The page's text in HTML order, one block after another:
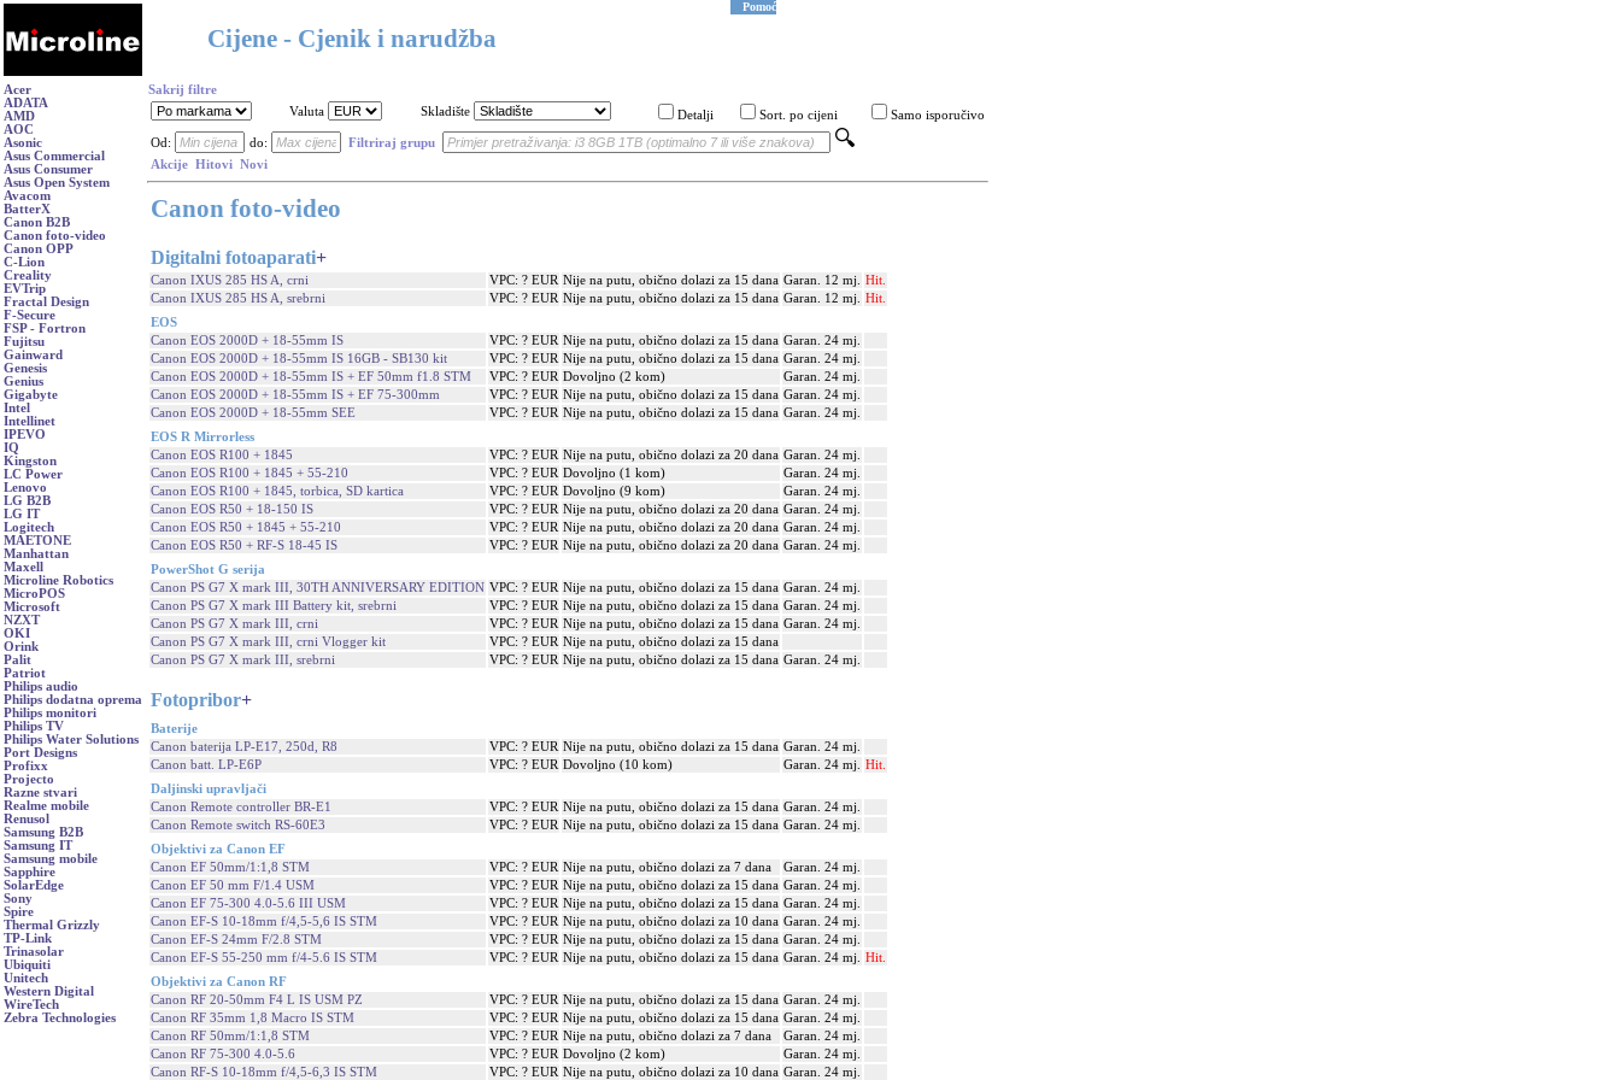
Cijene - Cjenik i narudžba
Pomoć
Acer
ADATA
AMD
AOC
Asonic
Asus Commercial
Asus Consumer
Asus Open System
Avacom
BatterX
Canon B2B
Canon foto-video
Canon OPP
C-Lion
Creality
EVTrip
Fractal Design
F-Secure
FSP - Fortron
Fujitsu
Gainward
Genesis
Genius
Gigabyte
Intel
Intellinet
IPEVO
IQ
Kingston
LC Power
Lenovo
LG B2B
LG IT
Logitech
MAETONE
Manhattan
Maxell
Microline Robotics
MicroPOS
Microsoft
NZXT
OKI
Orink
Palit
Patriot
Philips audio
Philips dodatna oprema
Philips monitori
Philips TV
Philips Water Solutions
Port Designs
Profixx
Projecto
Razne stvari
Realme mobile
Renusol
Samsung B2B
Samsung IT
Samsung mobile
Sapphire
SolarEdge
Sony
Spire
Thermal Grizzly
TP-Link
Trinasolar
Ubiquiti
Unitech
Western Digital
WireTech
Zebra Technologies
Sakrij filtre
Valuta
Skladište Detalji Sort. po cijeni Samo isporučivo
Od: do:
Filtriraj grupu
Akcije Hitovi Novi
Canon foto-video
Digitalni fotoaparati+
Canon IXUS 285 HS A, crni VPC: ? EUR Nije na putu, obično dolazi za 15 dana Garan. 12 mj.
Hit.
Canon IXUS 285 HS A, srebrni
VPC: ? EUR Nije na putu, obično dolazi za 15 dana Garan. 12 mj.
Hit.
EOS
Canon EOS 2000D + 18-55mm IS
VPC: ? EUR Nije na putu, obično dolazi za 15 dana Garan. 24 mj.
Canon EOS 2000D + 18-55mm IS 16GB - SB130 kit
VPC: ? EUR Nije na putu, obično dolazi za 15 dana Garan. 24 mj.
Canon EOS 2000D + 18-55mm IS + EF 50mm f1.8 STM
VPC: ? EUR Dovoljno (2 kom)
Garan. 24 mj.
Canon EOS 2000D + 18-55mm IS + EF 75-300mm
VPC: ? EUR Nije na putu, obično dolazi za 15 dana Garan. 24 mj.
Canon EOS 2000D + 18-55mm SEE
VPC: ? EUR Nije na putu, obično dolazi za 15 dana Garan. 24 mj.
EOS R Mirrorless
Canon EOS R100 + 1845
VPC: ? EUR Nije na putu, obično dolazi za 20 dana Garan. 24 mj.
Canon EOS R100 + 1845 + 55-210
VPC: ? EUR Dovoljno (1 kom)
Garan. 24 mj.
Canon EOS R100 + 1845, torbica, SD kartica
VPC: ? EUR Dovoljno (9 kom)
Garan. 24 mj.
Canon EOS R50 + 18-150 IS
VPC: ? EUR Nije na putu, obično dolazi za 20 dana Garan. 24 mj.
Canon EOS R50 + 1845 + 55-210
VPC: ? EUR Nije na putu, obično dolazi za 20 dana Garan. 24 mj.
Canon EOS R50 + RF-S 18-45 IS
VPC: ? EUR Nije na putu, obično dolazi za 20 dana Garan. 24 mj.
PowerShot G serija
Canon PS G7 X mark III, 30TH ANNIVERSARY EDITION VPC: ? EUR Nije na putu, obično dolazi za 15 dana Garan. 24 mj.
Canon PS G7 X mark III Battery kit, srebrni
VPC: ? EUR Nije na putu, obično dolazi za 15 dana Garan. 24 mj.
Canon PS G7 X mark III, crni
VPC: ? EUR Nije na putu, obično dolazi za 15 dana Garan. 24 mj.
Canon PS G7 X mark III, crni Vlogger kit
VPC: ? EUR Nije na putu, obično dolazi za 15 dana
Canon PS G7 X mark III, srebrni
VPC: ? EUR Nije na putu, obično dolazi za 15 dana Garan. 24 mj.
Fotopribor+
Baterije
Canon baterija LP-E17, 250d, R8
VPC: ? EUR Nije na putu, obično dolazi za 15 dana Garan. 24 mj.
Canon batt. LP-E6P
VPC: ? EUR Dovoljno (10 kom) Garan. 24 mj.
Hit.
Daljinski upravljači
Canon Remote controller BR-E1
VPC: ? EUR Nije na putu, obično dolazi za 15 dana Garan. 24 mj.
Canon Remote switch RS-60E3
VPC: ? EUR Nije na putu, obično dolazi za 15 dana Garan. 24 mj.
Objektivi za Canon EF
Canon EF 50mm/1:1,8 STM
VPC: ? EUR Nije na putu, obično dolazi za 7 dana
Garan. 24 mj.
Canon EF 50 mm F/1.4 USM
VPC: ? EUR Nije na putu, obično dolazi za 15 dana Garan. 24 mj.
Canon EF 75-300 4.0-5.6 III USM
VPC: ? EUR Nije na putu, obično dolazi za 15 dana Garan. 24 mj.
Canon EF-S 10-18mm f/4,5-5,6 IS STM
VPC: ? EUR Nije na putu, obično dolazi za 10 dana Garan. 24 mj.
Canon EF-S 24mm F/2.8 STM
VPC: ? EUR Nije na putu, obično dolazi za 15 dana Garan. 24 mj.
Canon EF-S 55-250 mm f/4-5.6 IS STM
VPC: ? EUR Nije na putu, obično dolazi za 15 dana Garan. 24 mj.
Hit.
Objektivi za Canon RF
Canon RF 20-50mm F4 L IS USM PZ
VPC: ? EUR Nije na putu, obično dolazi za 15 dana Garan. 24 mj.
Canon RF 35mm 1,8 Macro IS STM
VPC: ? EUR Nije na putu, obično dolazi za 15 dana Garan. 24 mj.
Canon RF 50mm/1:1,8 STM
VPC: ? EUR Nije na putu, obično dolazi za 7 dana
Garan. 24 mj.
Canon RF 75-300 4.0-5.6
VPC: ? EUR Dovoljno (2 kom)
Garan. 24 mj.
Canon RF-S 10-18mm f/4,5-6,3 IS STM
VPC: ? EUR Nije na putu, obično dolazi za 10 dana Garan. 24 mj.